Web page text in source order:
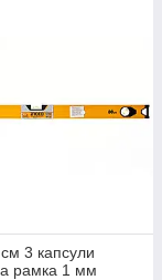
3 капсули
рамка 1 мм